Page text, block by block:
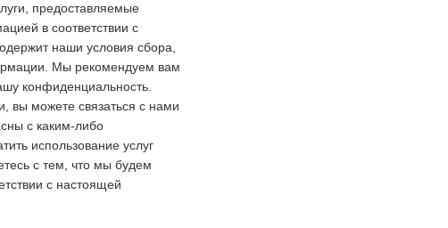
предоставляемые
в соответствии с
наши условия сбора,
Мы рекомендуем вам
конфиденциальность.
вы можете связаться с нами
с каким-либо
использование услуг
с тем, что мы будем
с настоящей